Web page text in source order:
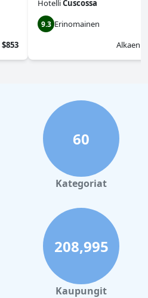
$853
HotelliCuscossa
9.3 Erinomainen
Alkaen
60
Kategoriat
208,995
Kaupungit